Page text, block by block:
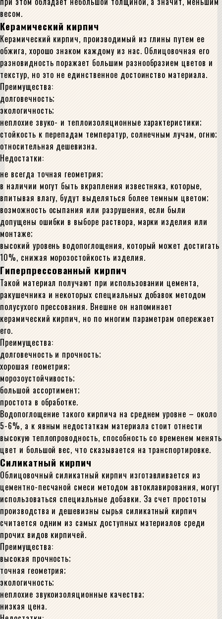
весом.
Керамический кирпич
Керамический кирпич, производимый из глины путем ее
обжига, хорошо знаком каждому из нас. Облицовочная его
разновидность поражает большим разнообразием цветов и
текстур, но это не единственное достоинство материала.
Преимущества:
долговечность;
экологичность;
неплохие звуко- и теплоизоляционные характеристики;
стойкость к перепадам температур, солнечным лучам, огню;
относительная дешевизна.
Недостатки:
не всегда точная геометрия;
в наличии могут быть вкрапления известняка, которые,
впитывая влагу, будут выделяться более темным цветом;
возможность осыпания или разрушения, если были
допущены ошибки в выборе раствора, марки изделия или
монтаже;
высокий уровень водопоглощения, который может достигать
10%, снижая морозостойкость изделия.
Гиперпрессованный кирпич
Такой материал получают при использовании цемента,
ракушечника и некоторых специальных добавок методом
полусухого прессования. Внешне он напоминает
керамический кирпич, но по многим параметрам опережает
его.
Преимущества:
долговечность и прочность;
хорошая геометрия;
морозоустойчивость;
большой ассортимент;
простота в обработке.
Водопоглощение такого кирпича на среднем уровне – около
5-6%, а к явным недостаткам материала стоит отнести
высокую теплопроводность, способность со временем менять
цвет и большой вес, что сказывается на транспортировке.
Силикатный кирпич
Облицовочный силикатный кирпич изготавливается из
цементно-песчаной смеси методом автоклавирования, могут
использоваться специальные добавки. За счет простоты
производства и дешевизны сырья силикатный кирпич
считается одним из самых доступных материалов среди
прочих видов кирпичей.
Преимущества:
высокая прочность;
точная геометрия;
экологичность;
неплохие звукоизоляционные качества;
низкая цена.